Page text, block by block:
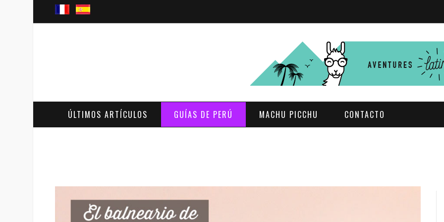
ÚLTIMOS ARTÍCULOS GUÍAS DE PERÚ MACHU PICCHU CONTACTO